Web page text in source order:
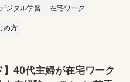
ジタル学習
在宅ワーク
め方
】40代主婦が在宅ワーク